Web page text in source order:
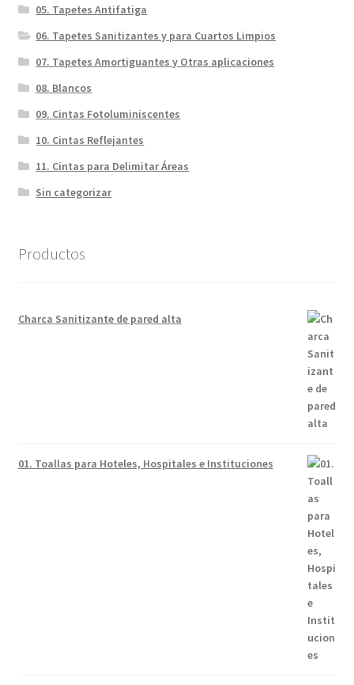
05. Tapetes Antifatiga
06. Tapetes Sanitizantes y para Cuartos Limpios
07. Tapetes Amortiguantes y Otras aplicaciones
08. Blancos
09. Cintas Fotoluminiscentes
10. Cintas Reflejantes
11. Cintas para Delimitar Áreas
Sin categorizar
Productos
Charca Sanitizante de pared alta
01. Toallas para Hoteles, Hospitales e Instituciones